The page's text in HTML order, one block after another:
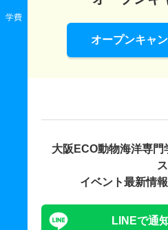
学費
オープンキャ
大阪ECO動物海洋専門
イベント最新情
LINEで通